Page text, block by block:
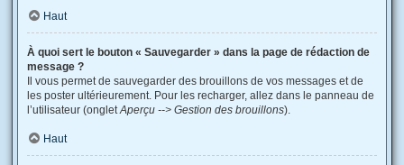
Haut
À quoi sert le bouton « Sauvegarder » dans la page de rédaction de
message ?
Il vous permet de sauvegarder des brouillons de vos messages et de
les poster ultérieurement. Pour les recharger, allez dans le panneau de
l’utilisateur (ongletAperçu --> Gestion des brouillons).
Haut